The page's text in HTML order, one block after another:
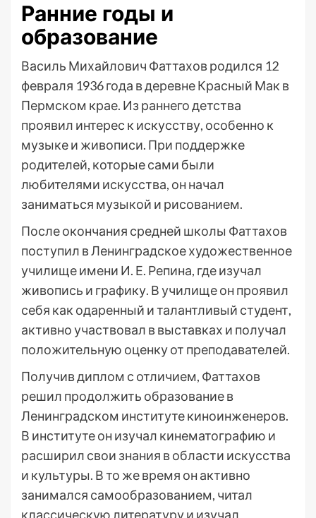
Ранние годы и
образование
Василь Михайлович Фаттахов родился 12
февраля 1936 года в деревне Красный Мак в
Пермском крае. Из раннего детства
проявил интерес к искусству, особенно к
музыке и живописи. При поддержке
родителей, которые сами были
любителями искусства, он начал
заниматься музыкой и рисованием.
После окончания средней школы Фаттахов
поступил в Ленинградское художественное
училище имени И. Е. Репина, где изучал
живопись и графику. В училище он проявил
себя как одаренный и талантливый студент,
активно участвовал в выставках и получал
положительную оценку от преподавателей.
Получив диплом с отличием, Фаттахов
решил продолжить образование в
Ленинградском институте киноинженеров.
В институте он изучал кинематографию и
расширил свои знания в области искусства
и культуры. В то же время он активно
занимался самообразованием, читал
классическую литературу и изучал